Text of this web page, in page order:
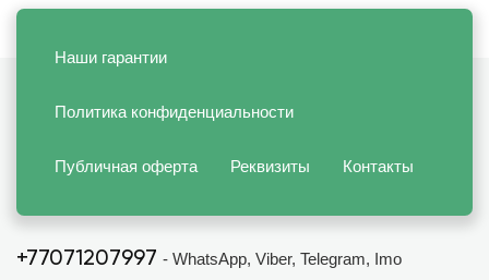
Наши гарантии
Политика конфиденциальности
Публичная оферта Реквизиты Контакты
+77071207997 - WhatsApp, Viber, Telegram, Imo